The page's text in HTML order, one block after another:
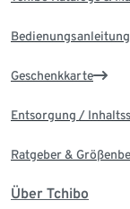
Geschenkkarte
Entsorgung /
Ratgeber &
Über Tchibo